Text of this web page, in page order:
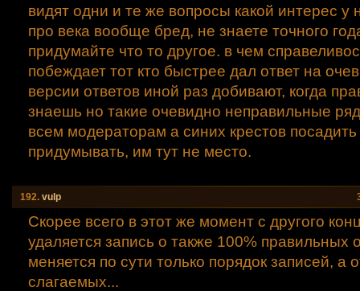
видят одни и те же вопросы какой интерес у
про века вообще бред, не знаете точного
придумайте что то другое. в чем
побеждает тот кто быстрее дал ответ на
версии ответов иной раз добивают, когда
знаешь но такие очевидно неправильные
всем модераторам а синих крестов
придумывать, им тут не место.
192. vulp
Скорее всего в этот же момент с другого
удаляется запись о также 100% правильных
меняется по сути только порядок записей, а
слагаемых...